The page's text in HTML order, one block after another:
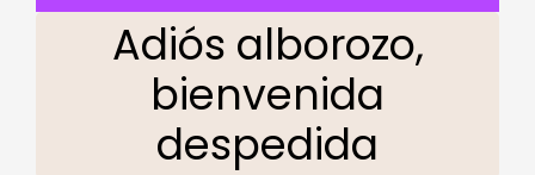
Adiós alborozo,
bienvenida
despedida